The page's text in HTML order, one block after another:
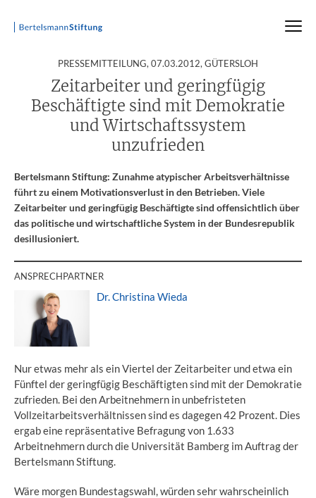
Pressemitteilungen Pressemitteilung
PRESSEMITTEILUNG, 07.03.2012, GÜTERSLOH
Zeitarbeiter und geringfügig
Beschäftigte sind mit Demokratie
und Wirtschaftssystem
unzufrieden
Bertelsmann Stiftung: Zunahme atypischer Arbeitsverhältnisse
führt zu einem Motivationsverlust in den Betrieben. Viele
Zeitarbeiter und geringfügig Beschäftigte sind offensichtlich über
das politische und wirtschaftliche System in der Bundesrepublik
desillusioniert.
ANSPRECHPARTNER
Dr. Christina Wieda
Nur etwas mehr als ein Viertel der Zeitarbeiter und etwa ein
Fünftel der geringfügig Beschäftigten sind mit der Demokratie
zufrieden. Bei den Arbeitnehmern in unbefristeten
Vollzeitarbeitsverhältnissen sind es dagegen 42 Prozent. Dies
ergab eine repräsentative Befragung von 1.633
Arbeitnehmern durch die Universität Bamberg im Auftrag der
Bertelsmann Stiftung.
Wäre morgen Bundestagswahl, würden sehr wahrscheinlich